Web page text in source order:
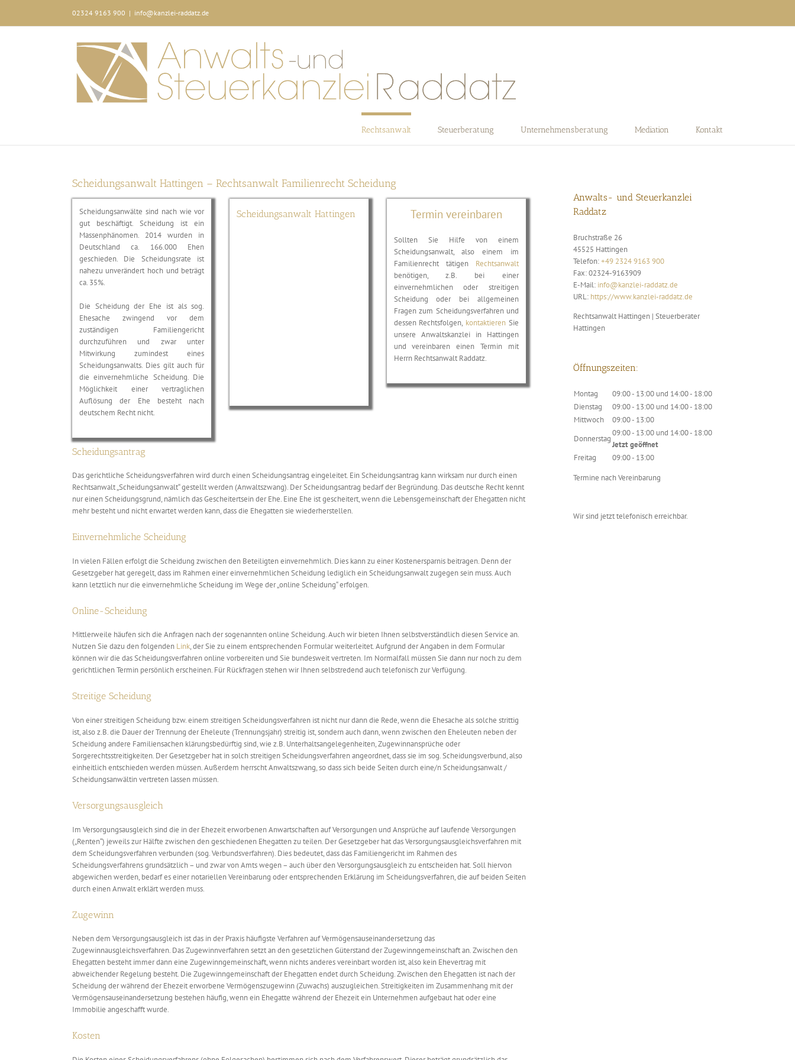
springen
02324 9163 900 | info@kanzlei-raddatz.de
Rechtsanwalt Steuerberatung Unternehmensberatung Mediation Kontakt
Scheidungsanwalt Hattingen – Rechtsanwalt Familienrecht Scheidung
Scheidungsanwälte sind nach wie vor
gut beschäftigt. Scheidung ist ein
Massenphänomen. 2014 wurden in
Deutschland ca. 166.000 Ehen
geschieden. Die Scheidungsrate ist
nahezu unverändert hoch und beträgt
ca. 35%.
Die Scheidung der Ehe ist als sog.
Ehesache zwingend vor dem
zuständigen Familiengericht
durchzuführen und zwar unter
Mitwirkung zumindest eines
Scheidungsanwalts. Dies gilt auch für
die einvernehmliche Scheidung. Die
Möglichkeit einer vertraglichen
Auflösung der Ehe besteht nach
deutschem Recht nicht.
Scheidungsanwalt Hattingen Termin vereinbaren
Sollten Sie Hilfe von einem
Scheidungsanwalt, also einem im
Familienrecht tätigen Rechtsanwalt
benötigen, z.B. bei einer
einvernehmlichen oder streitigen
Scheidung oder bei allgemeinen
Fragen zum Scheidungsverfahren und
dessen Rechtsfolgen, kontaktieren Sie
unsere Anwaltskanzlei in Hattingen
und vereinbaren einen Termin mit
Herrn Rechtsanwalt Raddatz.
Scheidungsantrag
Das gerichtliche Scheidungsverfahren wird durch einen Scheidungsantrag eingeleitet. Ein Scheidungsantrag kann wirksam nur durch einen
Rechtsanwalt „Scheidungsanwalt“ gestellt werden (Anwaltszwang). Der Scheidungsantrag bedarf der Begründung. Das deutsche Recht kennt
nur einen Scheidungsgrund, nämlich das Gescheitertsein der Ehe. Eine Ehe ist gescheitert, wenn die Lebensgemeinschaft der Ehegatten nicht
mehr besteht und nicht erwartet werden kann, dass die Ehegatten sie wiederherstellen.
Einvernehmliche Scheidung
In vielen Fällen erfolgt die Scheidung zwischen den Beteiligten einvernehmlich. Dies kann zu einer Kostenersparnis beitragen. Denn der
Gesetzgeber hat geregelt, dass im Rahmen einer einvernehmlichen Scheidung lediglich ein Scheidungsanwalt zugegen sein muss. Auch
kann letztlich nur die einvernehmliche Scheidung im Wege der „online Scheidung“ erfolgen.
Online-Scheidung
Mittlerweile häufen sich die Anfragen nach der sogenannten online Scheidung. Auch wir bieten Ihnen selbstverständlich diesen Service an.
Nutzen Sie dazu den folgenden Link, der Sie zu einem entsprechenden Formular weiterleitet. Aufgrund der Angaben in dem Formular
können wir die das Scheidungsverfahren online vorbereiten und Sie bundesweit vertreten. Im Normalfall müssen Sie dann nur noch zu dem
gerichtlichen Termin persönlich erscheinen. Für Rückfragen stehen wir Ihnen selbstredend auch telefonisch zur Verfügung.
Streitige Scheidung
Von einer streitigen Scheidung bzw. einem streitigen Scheidungsverfahren ist nicht nur dann die Rede, wenn die Ehesache als solche strittig
ist, also z.B. die Dauer der Trennung der Eheleute (Trennungsjahr) streitig ist, sondern auch dann, wenn zwischen den Eheleuten neben der
Scheidung andere Familiensachen klärungsbedürftig sind, wie z.B. Unterhaltsangelegenheiten, Zugewinnansprüche oder
Sorgerechtsstreitigkeiten. Der Gesetzgeber hat in solch streitigen Scheidungsverfahren angeordnet, dass sie im sog. Scheidungsverbund, also
einheitlich entschieden werden müssen. Außerdem herrscht Anwaltszwang, so dass sich beide Seiten durch eine/n Scheidungsanwalt /
Scheidungsanwältin vertreten lassen müssen.
Versorgungsausgleich
Im Versorgungsausgleich sind die in der Ehezeit erworbenen Anwartschaften auf Versorgungen und Ansprüche auf laufende Versorgungen
(„Renten“) jeweils zur Hälfte zwischen den geschiedenen Ehegatten zu teilen. Der Gesetzgeber hat das Versorgungsausgleichsverfahren mit
dem Scheidungsverfahren verbunden (sog. Verbundsverfahren). Dies bedeutet, dass das Familiengericht im Rahmen des
Scheidungsverfahrens grundsätzlich – und zwar von Amts wegen – auch über den Versorgungsausgleich zu entscheiden hat. Soll hiervon
abgewichen werden, bedarf es einer notariellen Vereinbarung oder entsprechenden Erklärung im Scheidungsverfahren, die auf beiden Seiten
durch einen Anwalt erklärt werden muss.
Zugewinn
Neben dem Versorgungsausgleich ist das in der Praxis häufigste Verfahren auf Vermögensauseinandersetzung das
Zugewinnausgleichsverfahren. Das Zugewinnverfahren setzt an den gesetzlichen Güterstand der Zugewinngemeinschaft an. Zwischen den
Ehegatten besteht immer dann eine Zugewinngemeinschaft, wenn nichts anderes vereinbart worden ist, also kein Ehevertrag mit
abweichender Regelung besteht. Die Zugewinngemeinschaft der Ehegatten endet durch Scheidung. Zwischen den Ehegatten ist nach der
Scheidung der während der Ehezeit erworbene Vermögenszugewinn (Zuwachs) auszugleichen. Streitigkeiten im Zusammenhang mit der
Vermögensauseinandersetzung bestehen häufig, wenn ein Ehegatte während der Ehezeit ein Unternehmen aufgebaut hat oder eine
Immobilie angeschafft wurde.
Kosten
Anwalts- und Steuerkanzlei
Raddatz
Bruchstraße 26
45525 Hattingen
Telefon:+49 2324 9163 900
Fax:02324-9163909
E-Mail: info@kanzlei-raddatz.de
URL: https://www.kanzlei-raddatz.de
Rechtsanwalt Hattingen | Steuerberater
Hattingen
Öffnungszeiten:
Montag 09:00 - 13:00 und 14:00 - 18:00
Dienstag
09:00 - 13:00 und 14:00 - 18:00
Mittwoch
09:00 - 13:00
Donnerstag
09:00 - 13:00 und 14:00 - 18:00
Jetzt geöffnet
Freitag
09:00 - 13:00
Termine nach Vereinbarung
Wir sind jetzt telefonisch erreichbar.